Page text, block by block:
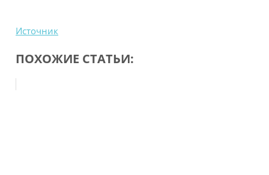
Источник
ПОХОЖИЕ СТАТЬИ: